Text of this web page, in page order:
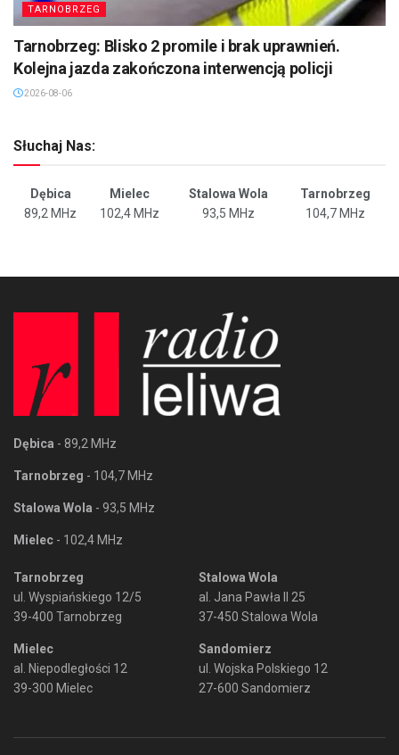
TARNOBRZEG
Tarnobrzeg: Blisko 2 promile i brak uprawnień.
Kolejna jazda zakończona interwencją policji
2026-08-06
Słuchaj Nas:
Dębica Mielec Stalowa Wola
Tarnobrzeg
89,2 MHz
102,4 MHz 93,5 MHz 104,7 MHz
Dębica - 89,2 MHz
Tarnobrzeg - 104,7 MHz
Stalowa Wola - 93,5 MHz
Mielec - 102,4 MHz
Tarnobrzeg
ul. Wyspiańskiego 12/5
39-400 Tarnobrzeg
Mielec
al. Niepodległości 12
39-300 Mielec
Stalowa Wola
al. Jana Pawła II 25
37-450 Stalowa Wola
Sandomierz
ul. Wojska Polskiego 12
27-600 Sandomierz